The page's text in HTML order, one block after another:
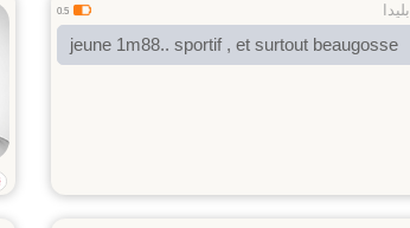
بليدا 0.5
jeune 1m88.. sportif , et surtout beaugosse